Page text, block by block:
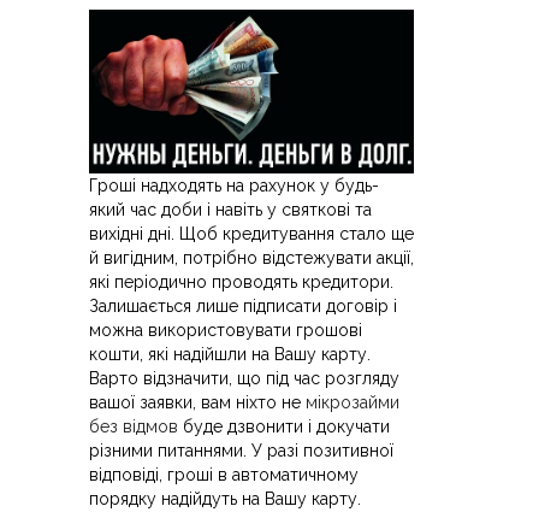
Гроші надходять на рахунок у будь-
який час доби і навіть у святкові та
вихідні дні. Щоб кредитування стало ще
й вигідним, потрібно відстежувати акції,
які періодично проводять кредитори.
Залишається лише підписати договір і
можна використовувати грошові
кошти, які надійшли на Вашу карту.
Варто відзначити, що під час розгляду
вашої заявки, вам ніхто не мікрозайми
без відмов буде дзвонити і докучати
різними питаннями. У разі позитивної
відповіді, гроші в автоматичному
порядку надійдуть на Вашу карту.